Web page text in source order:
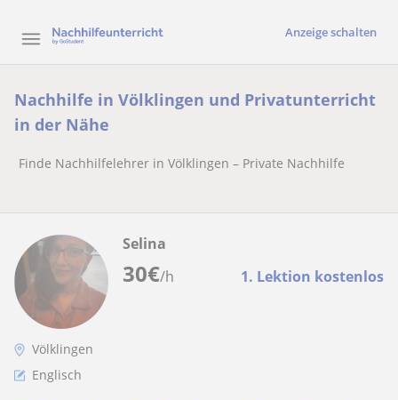
Anzeige schalten
Nachhilfe in Völklingen und Privatunterricht
in der Nähe
Finde Nachhilfelehrer in Völklingen – Private Nachhilfe
30€/h 1. Lektion kostenlos
Selina
Völklingen
Englisch